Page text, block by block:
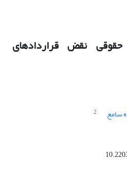
نقض قراردادهای
سامع
2